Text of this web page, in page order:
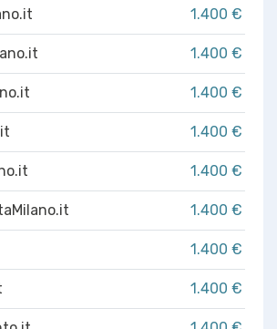
1.400 €
1.400 €
1.400 €
1.400 €
1.400 €
1.400 €
1.400 €
1.400 €